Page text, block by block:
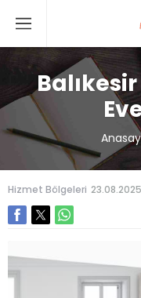
Hizmet Bölgeleri 23.08.2025